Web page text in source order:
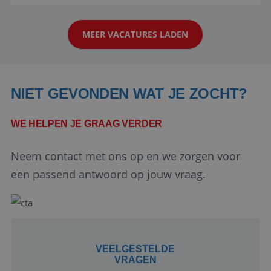
klanten te overtuigen om die droomreis te
boeken! ...
MEER VACATURES LADEN
NIET GEVONDEN WAT JE ZOCHT?
WE HELPEN JE GRAAG VERDER
Neem contact met ons op en we zorgen voor
een passend antwoord op jouw vraag.
VEELGESTELDE
VRAGEN
Google Privacy Policy